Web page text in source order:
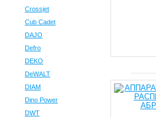
Crossjet
Cub Cadet
DAJO
Defro
DEKO
DeWALT
DIAM
Dino Power
DWT